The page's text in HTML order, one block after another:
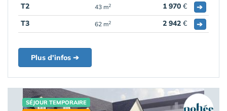
T2
43 m2 1 970 €
➔
T3
62 m2 2 942 € ➔
Plus d'infos ➔
SÉJOUR TEMPORAIRE